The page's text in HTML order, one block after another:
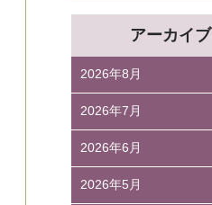
アーカイブ
2026年8月
2026年7月
2026年6月
2026年5月